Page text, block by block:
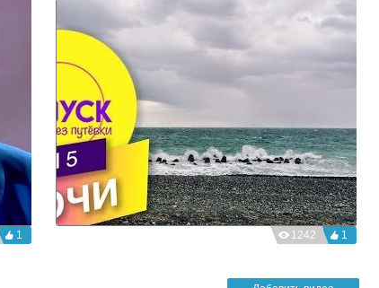
1 1
1242